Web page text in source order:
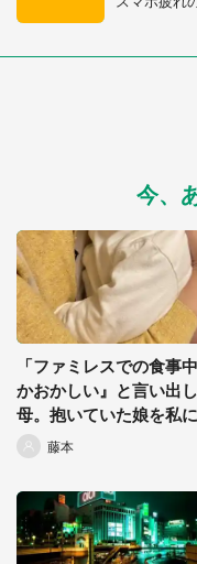
今、
「ファミレスでの食事
かおかしい』と言い出
母。抱いていた娘を私
た直後...」（千葉県・40
性）
藤本